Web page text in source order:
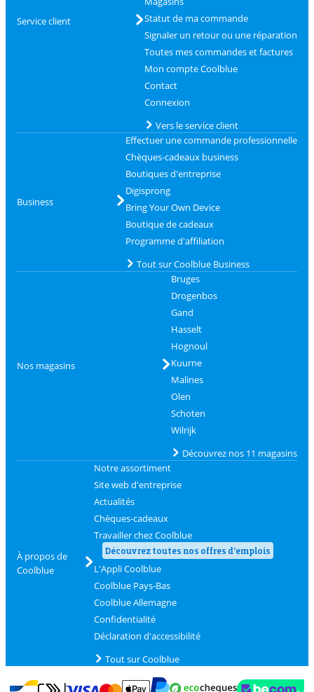
Service client
Statut de ma commande
Signaler un retour ou une réparation
Toutes mes commandes et factures
Mon compte Coolblue
Contact
Connexion
Vers le service client
Business
Effectuer une commande professionnelle
Chèques-cadeaux business
Boutiques d'entreprise
Digisprong
Bring Your Own Device
Boutique de cadeaux
Programme d'affiliation
Tout sur Coolblue Business
Nos magasins
Bruges
Drogenbos
Gand
Hasselt
Hognoul
Kuurne
Malines
Olen
Schoten
Wilrijk
Découvrez nos 11 magasins
À propos de
Coolblue
Notre assortiment
Site web d'entreprise
Actualités
Chèques-cadeaux
Travailler chez Coolblue
Découvrez toutes nos offres d'emplois
L'Appli Coolblue
Coolblue Pays-Bas
Coolblue Allemagne
Confidentialité
Déclaration d'accessibilité
Tout sur Coolblue